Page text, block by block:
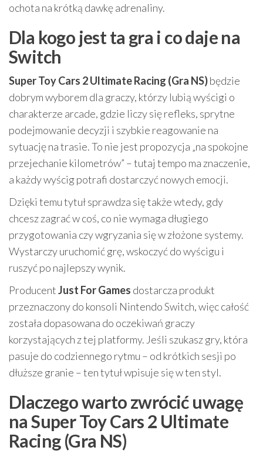
ochota na krótką dawkę adrenaliny.
Dla kogo jest ta gra i co daje na
Switch
Super Toy Cars 2 Ultimate Racing (Gra NS)będzie
dobrym wyborem dla graczy, którzy lubią wyścigi o
charakterze arcade, gdzie liczy się refleks, sprytne
podejmowanie decyzji i szybkie reagowanie na
sytuację na trasie. To nie jest propozycja „na spokojne
przejechanie kilometrów” – tutaj tempo ma znaczenie,
a każdy wyścig potrafi dostarczyć nowych emocji.
Dzięki temu tytuł sprawdza się także wtedy, gdy
chcesz zagrać w coś, co nie wymaga długiego
przygotowania czy wgryzania się w złożone systemy.
Wystarczy uruchomić grę, wskoczyć do wyścigu i
ruszyć po najlepszy wynik.
ProducentJust For Games dostarcza produkt
przeznaczony do konsoli Nintendo Switch, więc całość
została dopasowana do oczekiwań graczy
korzystających z tej platformy. Jeśli szukasz gry, która
pasuje do codziennego rytmu – od krótkich sesji po
dłuższe granie – ten tytuł wpisuje się w ten styl.
Dlaczego warto zwrócić uwagę
na Super Toy Cars 2 Ultimate
Racing (Gra NS)